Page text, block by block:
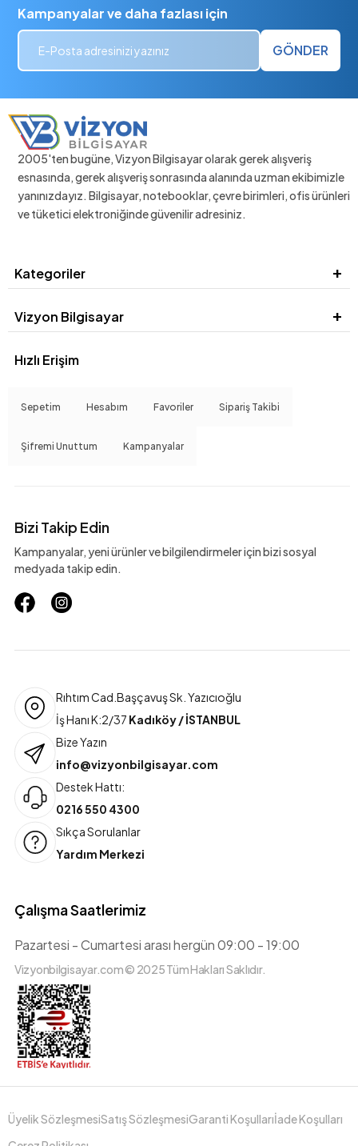
Kampanyalar ve daha fazlası için
GÖNDER
2005'ten bugüne, Vizyon Bilgisayar olarak gerek alışveriş
esnasında, gerek alışveriş sonrasında alanında uzman ekibimizle
yanınızdayız. Bilgisayar, notebooklar, çevre birimleri, ofis ürünleri
ve tüketici elektroniğinde güvenilir adresiniz.
Kategoriler
Vizyon Bilgisayar
Hızlı Erişim
Sepetim Hesabım Favoriler Sipariş Takibi
Şifremi Unuttum Kampanyalar
Bizi Takip Edin
Kampanyalar, yeni ürünler ve bilgilendirmeler için bizi sosyal
medyada takip edin.
Rıhtım Cad.Başçavuş Sk. Yazıcıoğlu
İş Hanı K:2/37 Kadıköy / İSTANBUL
Bize Yazın
info@vizyonbilgisayar.com
Destek Hattı:
0216 550 4300
Sıkça Sorulanlar
Yardım Merkezi
Çalışma Saatlerimiz
Pazartesi - Cumartesi arası hergün 09:00 - 19:00
Vizyonbilgisayar.com © 2025 Tüm Hakları Saklıdır.
Üyelik SözleşmesiSatış SözleşmesiGaranti Koşullarıİade Koşulları